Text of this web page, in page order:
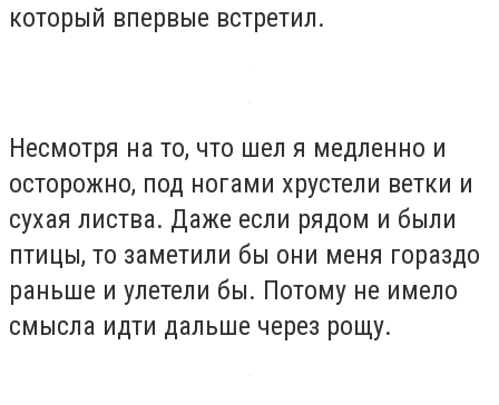
который впервые встретил.
Несмотря на то, что шел я медленно и
осторожно, под ногами хрустели ветки и
сухая листва. Даже если рядом и были
птицы, то заметили бы они меня гораздо
раньше и улетели бы. Потому не имело
смысла идти дальше через рощу.